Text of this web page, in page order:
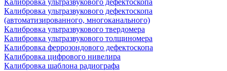
Калибровка ультразвукового дефектоскопа
Калибровка ультразвукового дефектоскопа
(автоматизированного, многоканального)
Калибровка ультразвукового твердомера
Калибровка ультразвукового толщиномера
Калибровка феррозондового дефектоскопа
Калибровка цифрового нивелира
Калибровка шаблона радиографа